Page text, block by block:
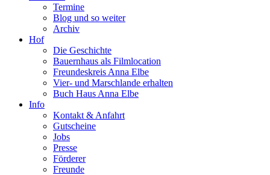
Termine
Blog und so weiter
Archiv
Hof
Die Geschichte
Bauernhaus als Filmlocation
Freundeskreis Anna Elbe
Vier- und Marschlande erhalten
Buch Haus Anna Elbe
Info
Kontakt & Anfahrt
Gutscheine
Jobs
Presse
Förderer
Freunde